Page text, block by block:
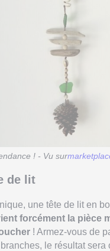
! - Vu sur
de lit
une tête de lit en
forcément la pièce
! Armez-vous de
le résultat sera